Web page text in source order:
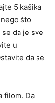
5 kašika
što
da je sve
u
da se
filom. Da